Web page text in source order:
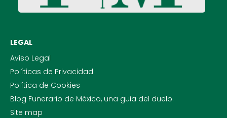
LEGAL
Aviso Legal
Políticas de Privacidad
Política de Cookies
Blog Funerario de México, una guia del duelo.
Site map